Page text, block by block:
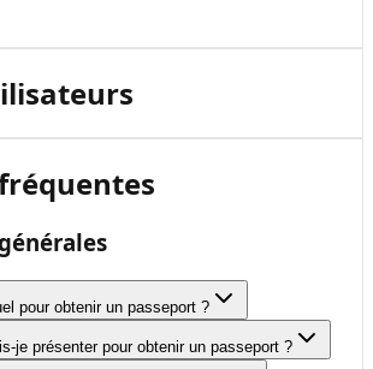
pour obtenir un passeport ?
je présenter pour obtenir un passeport ?